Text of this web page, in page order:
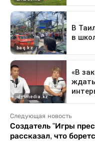
Следующая новость
Создатель "Игры
рассказал, что